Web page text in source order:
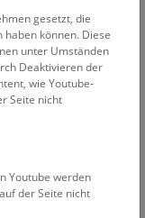
das NHM Wien
finden sie
gesetzt, die
haben können. Diese
unter Umständen
Deaktivieren der
wie Youtube-
Seite nicht
Youtube werden
der Seite nicht